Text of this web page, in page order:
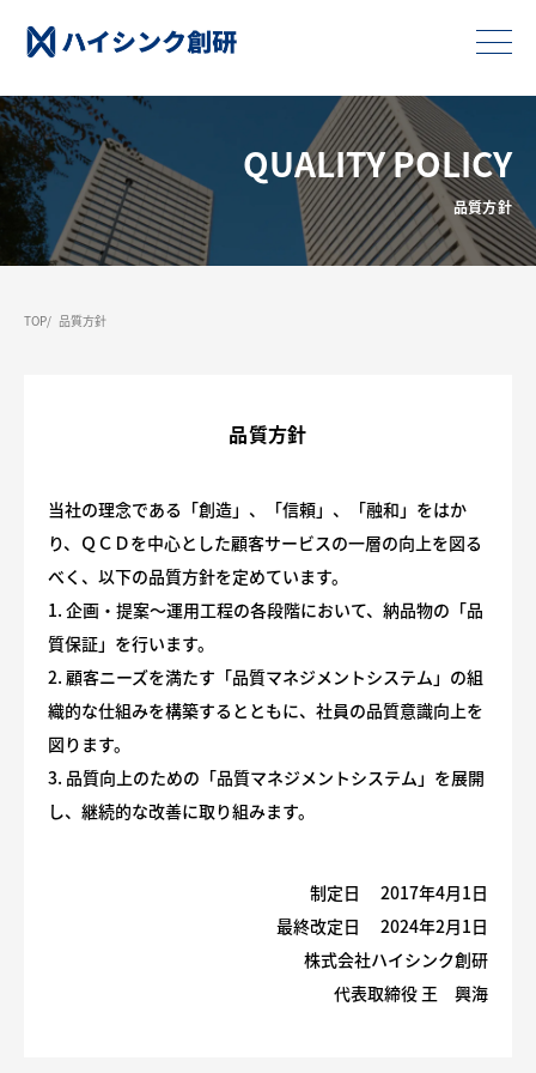
QUALITY POLICY
品質方針
TOP 品質方針
品質方針
当社の理念である「創造」、「信頼」、「融和」をはか
り、ＱＣＤを中心とした顧客サービスの一層の向上を図る
べく、以下の品質方針を定めています。
1. 企画・提案～運用工程の各段階において、納品物の「品
質保証」を行います。
2. 顧客ニーズを満たす「品質マネジメントシステム」の組
織的な仕組みを構築するとともに、社員の品質意識向上を
図ります。
3. 品質向上のための「品質マネジメントシステム」を展開
し、継続的な改善に取り組みます。
制定日 2017年4月1日
最終改定日 2024年2月1日
株式会社ハイシンク創研
代表取締役 王 興海